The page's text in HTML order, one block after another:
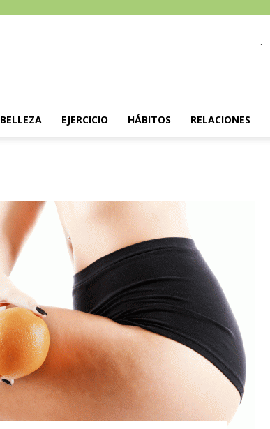
.
BELLEZA EJERCICIO HÁBITOS RELACIONES